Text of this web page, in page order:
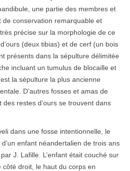
une partie des membres et
conservation remarquable et
précise sur la morphologie de ce
(deux tibias) et de cerf (un bois
présents dans la sépulture délimitée
incluant un tumulus de blocaille et
la sépulture la plus ancienne
D’autres fosses et amas de
restes d’ours se trouvent dans
dans une fosse intentionnelle, le
enfant néandertalien de trois ans
J. Lafille. L’enfant était couché sur
droit, le haut du corps en